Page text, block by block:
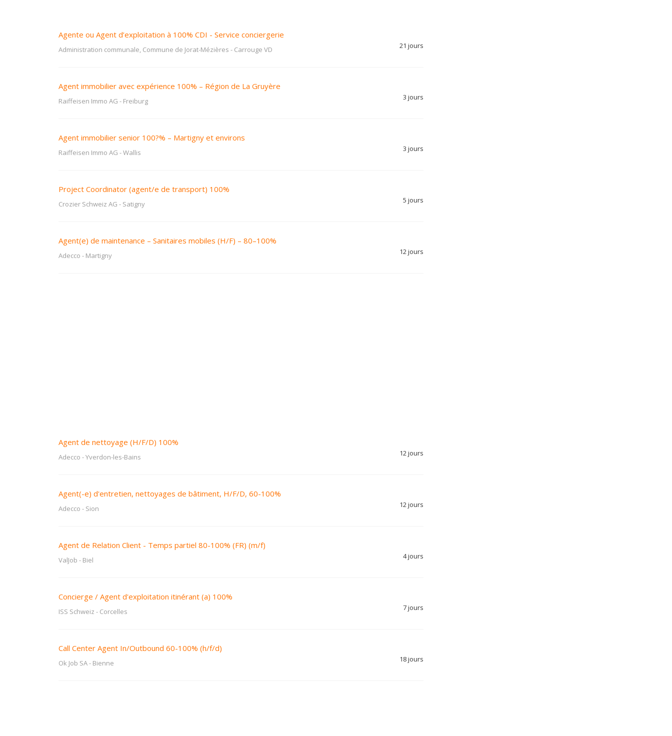
Agente ou Agent d’exploitation à 100% CDI - Service conciergerie
Administration communale, Commune de Jorat-Mézières - Carrouge VD 21 jours
Agent immobilier avec expérience 100% – Région de La Gruyère
Raiffeisen Immo AG - Freiburg 3 jours
Agent immobilier senior 100?% – Martigny et environs
Raiffeisen Immo AG -Wallis 3 jours
Project Coordinator (agent/e de transport) 100%
Crozier Schweiz AG - Satigny 5 jours
Agent(e) de maintenance – Sanitaires mobiles (H/F) – 80–100%
Adecco - Martigny 12 jours
Agent de nettoyage (H/F/D) 100%
Adecco -Yverdon-les-Bains 12 jours
Agent(-e) d'entretien, nettoyages de bâtiment, H/F/D, 60-100%
Adecco - Sion 12 jours
Agent de Relation Client - Temps partiel 80-100% (FR) (m/f)
ValJob - Biel 4 jours
Concierge / Agent d'exploitation itinérant (a) 100%
ISS Schweiz - Corcelles 7 jours
Call Center Agent In/Outbound 60-100% (h/f/d)
Ok Job SA- Bienne 18 jours